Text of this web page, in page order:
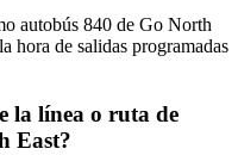
autobús 840 de Go North
hora de salidas programadas
la línea o ruta de
East?